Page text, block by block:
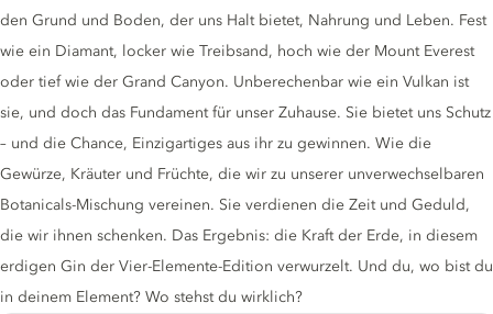
den Grund und Boden, der uns Halt bietet, Nahrung und Leben. Fest
wie ein Diamant, locker wie Treibsand, hoch wie der Mount Everest
oder tief wie der Grand Canyon. Unberechenbar wie ein Vulkan ist
sie, und doch das Fundament für unser Zuhause. Sie bietet uns Schutz
– und die Chance, Einzigartiges aus ihr zu gewinnen. Wie die
Gewürze, Kräuter und Früchte, die wir zu unserer unverwechselbaren
Botanicals-Mischung vereinen. Sie verdienen die Zeit und Geduld,
die wir ihnen schenken. Das Ergebnis: die Kraft der Erde, in diesem
erdigen Gin der Vier-Elemente-Edition verwurzelt. Und du, wo bist du
in deinem Element? Wo stehst du wirklich?